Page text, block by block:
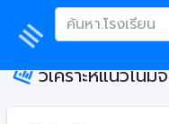
วิเคราะห์แนวโน้